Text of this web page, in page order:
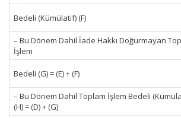
Bedeli (Kümülatif) (F)
– Bu Dönem Dahil İade Hakkı Doğurmayan
İşlem
Bedeli (G) = (E) + (F)
– Bu Dönem Dahil Toplam İşlem Bedeli
(H) = (D) + (G)